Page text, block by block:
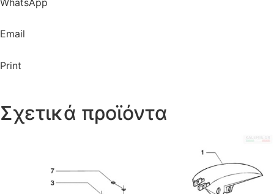
WhatsApp
Email
Print
Σχετικά προϊόντα